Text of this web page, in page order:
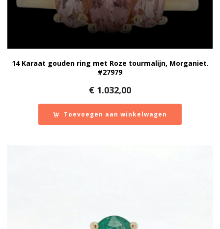
14 Karaat gouden ring met Roze tourmalijn, Morganiet.
#27979
€ 1.032,00
Toevoegen aan winkelwagen